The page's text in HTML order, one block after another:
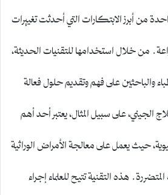
من أبرز الابتكارات التي أحدثت تغييرات
من خلال استخدامها للتقنيات الحديثة،
والباحثين على فهم وتقديم حلول فعالة
على سبيل المثال، يعتبر أحد أهم
حيث يعمل على معالجة الأمراض الوراثية
هذه التقنية تتيح للعلماء إجراء